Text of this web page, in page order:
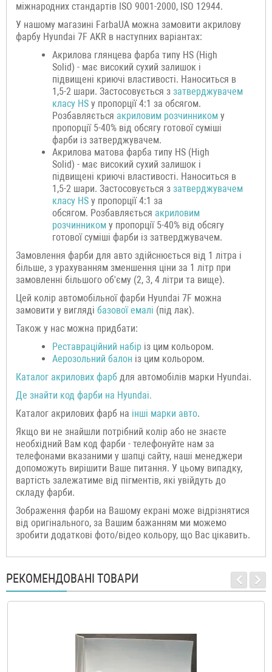
міжнародних стандартів ISO 9001-2000, ISO 12944.
У нашому магазині FarbaUA можна замовити акрилову
фарбу Hyundai 7F AKR в наступних варіантах:
Акрилова глянцева фарба типу HS (High
Solid) - має високий сухий залишок і
підвищені криючі властивості. Наноситься в
1,5-2 шари. Застосовується з затверджувачем
класу HS у пропорції 4:1 за обсягом.
Розбавляється акриловим розчинником у
пропорції 5-40% від обсягу готової суміші
фарби із затверджувачем.
Акрилова матова фарба типу HS (High
Solid) - має високий сухий залишок і
підвищені криючі властивості. Наноситься в
1,5-2 шари. Застосовується з затверджувачем
класу HS у пропорції 4:1 за
обсягом. Розбавляється акриловим
розчинником у пропорції 5-40% від обсягу
готової суміші фарби із затверджувачем.
Замовлення фарби для авто здійснюється від 1 літра і
більше, з урахуванням зменшення ціни за 1 літр при
замовленні більшого об'єму (2, 3, 4 літри та вище).
Цей колір автомобільної фарби Hyundai 7F можна
замовити у вигляді базової емалі (під лак).
Також у нас можна придбати:
Реставраційний набір із цим кольором.
Аерозольний балон із цим кольором.
Каталог акрилових фарб для автомобілів марки Hyundai.
Де знайти код фарби на Hyundai.
Каталог акрилових фарб на інші марки авто.
Якщо ви не знайшли потрібний колір або не знаєте
необхідний Вам код фарби - телефонуйте нам за
телефонами вказаними у шапці сайту, наші менеджери
допоможуть вирішити Ваше питання. У цьому випадку,
вартість залежатиме від пігментів, які увійдуть до
складу фарби.
Зображення фарби на Вашому екрані може відрізнятися
від оригінального, за Вашим бажанням ми можемо
зробити додаткові фото/відео кольору, що Вас цікавить.
РЕКОМЕНДОВАНІ ТОВАРИ